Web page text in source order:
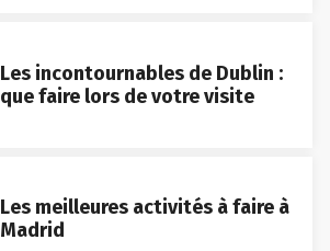
Les incontournables de Dublin :
que faire lors de votre visite
Les meilleures activités à faire à
Madrid